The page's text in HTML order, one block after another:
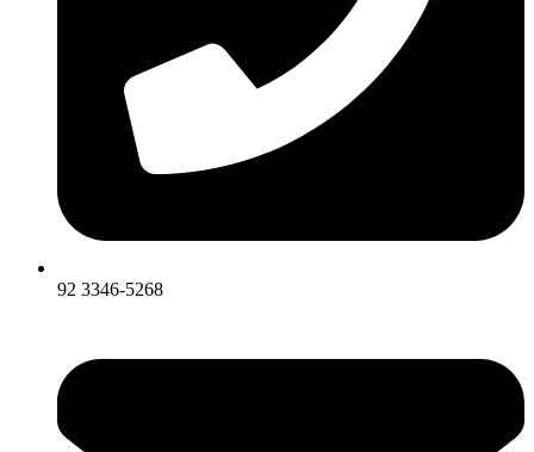
92 3346-5268